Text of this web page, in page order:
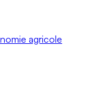
agricole